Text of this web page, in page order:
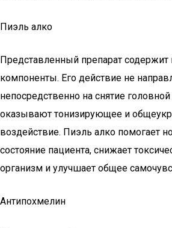
Пиэль алко
Представленный препарат
компоненты. Его действие не
непосредственно на снятие
оказывают тонизирующее и
воздействие. Пиэль алко помогает
состояние пациента, снижает
организм и улучшает общее
Антипохмелин